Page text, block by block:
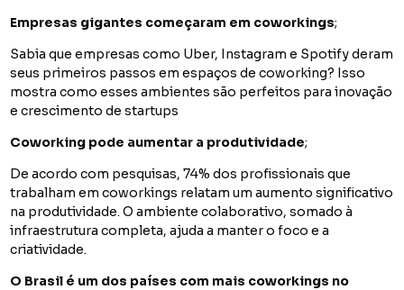
Empresas gigantes começaram em coworkings;
Sabia que empresas como Uber, Instagram e Spotify deram
seus primeiros passos em espaços de coworking? Isso
mostra como esses ambientes são perfeitos para inovação
e crescimento de startups
Coworking pode aumentar a produtividade;
De acordo com pesquisas, 74% dos profissionais que
trabalham em coworkings relatam um aumento significativo
na produtividade. O ambiente colaborativo, somado à
infraestrutura completa, ajuda a manter o foco e a
criatividade.
O Brasil é um dos países com mais coworkings no